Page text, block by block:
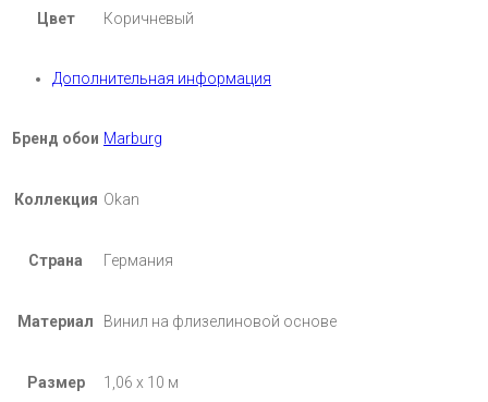
Цвет Коричневый
Дополнительная информация
Бренд обои Marburg
Коллекция Okan
Страна Германия
Материал Винил на флизелиновой основе
Размер 1,06 х 10 м